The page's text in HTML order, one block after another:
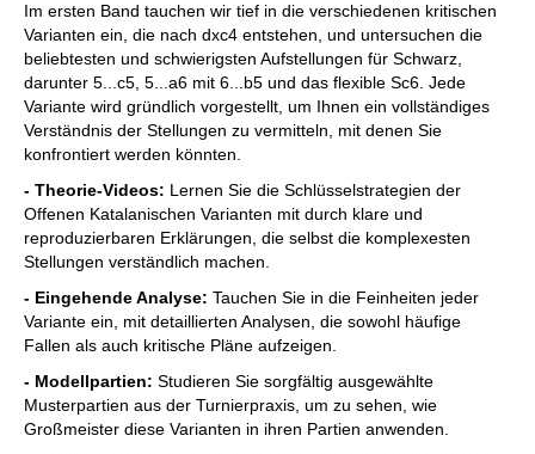
Im ersten Band tauchen wir tief in die verschiedenen kritischen
Varianten ein, die nach dxc4 entstehen, und untersuchen die
beliebtesten und schwierigsten Aufstellungen für Schwarz,
darunter 5...c5, 5...a6 mit 6...b5 und das flexible Sc6. Jede
Variante wird gründlich vorgestellt, um Ihnen ein vollständiges
Verständnis der Stellungen zu vermitteln, mit denen Sie
konfrontiert werden könnten.
- Theorie-Videos: Lernen Sie die Schlüsselstrategien der
Offenen Katalanischen Varianten mit durch klare und
reproduzierbaren Erklärungen, die selbst die komplexesten
Stellungen verständlich machen.
- Eingehende Analyse: Tauchen Sie in die Feinheiten jeder
Variante ein, mit detaillierten Analysen, die sowohl häufige
Fallen als auch kritische Pläne aufzeigen.
- Modellpartien: Studieren Sie sorgfältig ausgewählte
Musterpartien aus der Turnierpraxis, um zu sehen, wie
Großmeister diese Varianten in ihren Partien anwenden.